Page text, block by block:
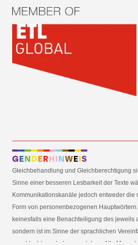
Gleichbehandlung und Gleichberechtigung
Sinne einer besseren Lesbarkeit der Texte
Kommunikationskanäle jedoch entweder die
Form von personenbezogenen
keinesfalls eine Benachteiligung des jeweils
sondern ist im Sinne der sprachlichen
geschlechtsneutral zu verstehen. Alle